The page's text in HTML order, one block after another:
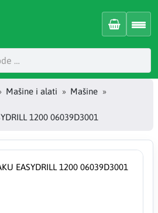
Mašine i alati
Mašine
1200 06039D3001